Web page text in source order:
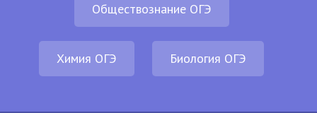
Обществознание ОГЭ
Химия ОГЭ Биология ОГЭ